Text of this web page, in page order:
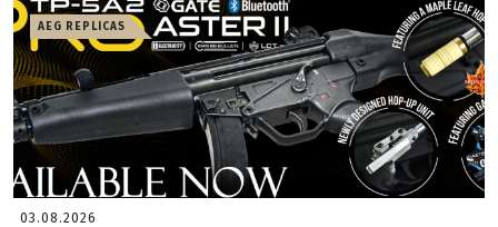
AEG REPLICAS
03.08.2026